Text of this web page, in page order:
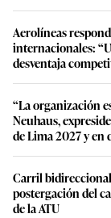
Aerolíneas
internacionales:
desventaja
“La organización
Neuhaus,
de Lima 2027 y en
Carril
postergación del
de la ATU